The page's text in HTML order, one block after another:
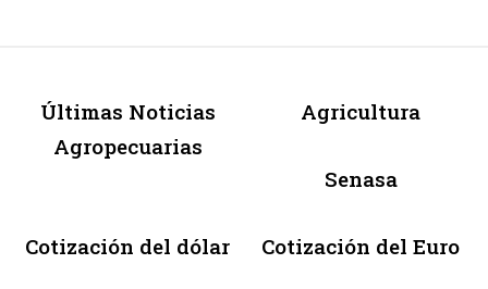
Últimas Noticias
Agropecuarias
Agricultura
Senasa
Cotización del dólar Cotización del Euro